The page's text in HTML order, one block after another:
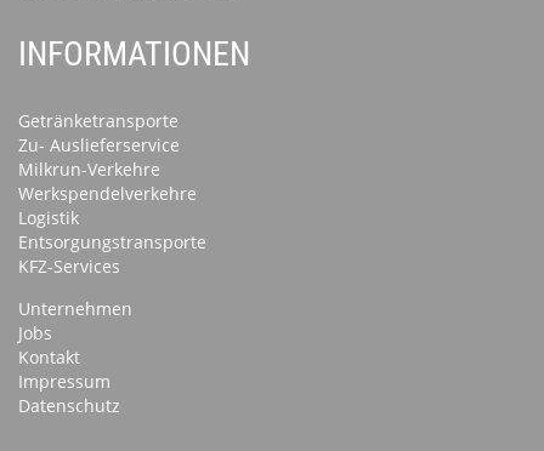
INFORMATIONEN
Getränketransporte
Zu- Auslieferservice
Milkrun-Verkehre
Werkspendelverkehre
Logistik
Entsorgungstransporte
KFZ-Services
Unternehmen
Jobs
Kontakt
Impressum
Datenschutz